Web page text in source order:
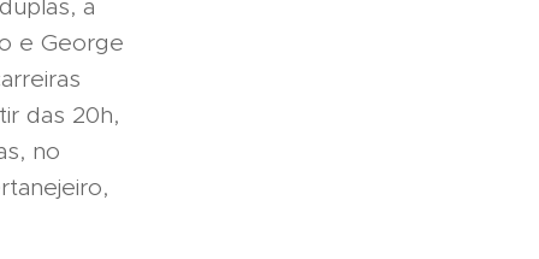
a
e George
das 20h,
no